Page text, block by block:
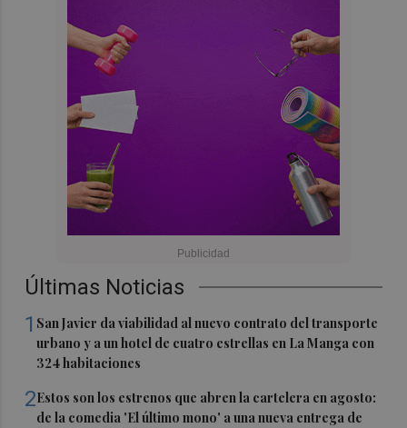
Últimas Noticias
1 San Javier da viabilidad al nuevo contrato del transporte
urbano y a un hotel de cuatro estrellas en La Manga con
324 habitaciones
2Estos son los estrenos que abren la cartelera en agosto:
de la comedia 'El último mono' a una nueva entrega de